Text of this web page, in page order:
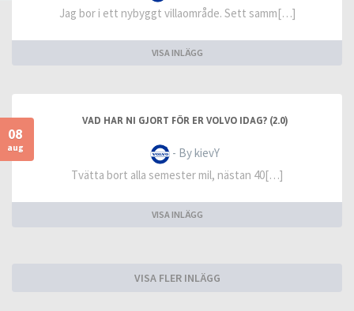
Jag bor i ett nybyggt villaområde. Sett samm[…]
VISA INLÄGG
08
aug
VAD HAR NI GJORT FÖR ER VOLVO IDAG? (2.0)
- By kievY
Tvätta bort alla semester mil, nästan 40[…]
VISA INLÄGG
VISA FLER INLÄGG